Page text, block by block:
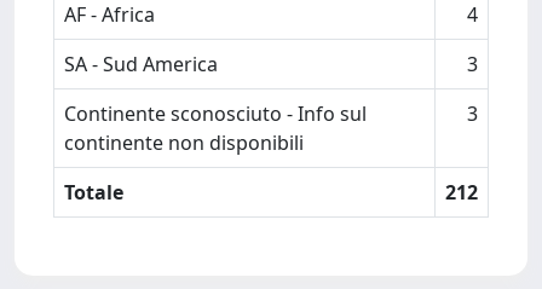
AF - Africa
4
SA - Sud America
3
Continente sconosciuto - Info sul
continente non disponibili
3
Totale 212